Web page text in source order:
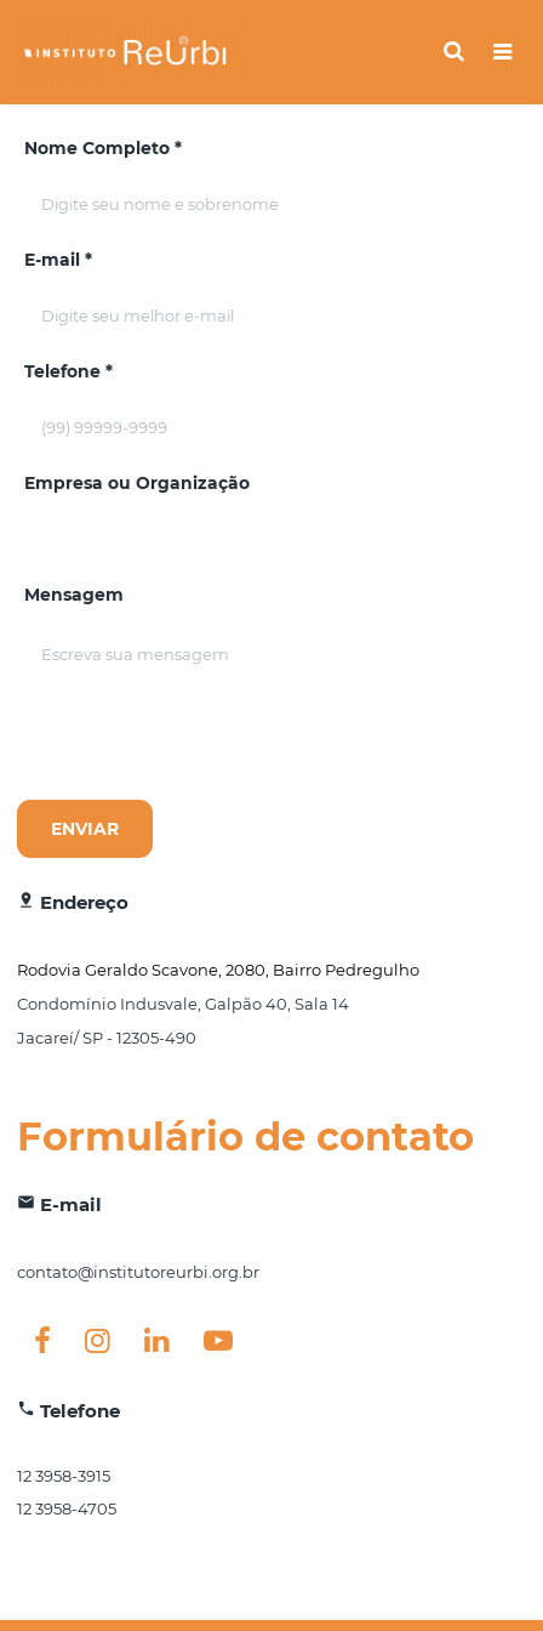
Nome Completo *
E-mail *
Telefone *
Empresa ou Organização
Mensagem
ENVIAR
pin_drop Endereço
Rodovia Geraldo Scavone, 2080, Bairro Pedregulho
Condomínio Indusvale, Galpão 40, Sala 14
Jacareí/ SP - 12305-490
Formulário de contato
email E-mail
contato@institutoreurbi.org.br
local_phone Telefone
12 3958-3915
12 3958-4705